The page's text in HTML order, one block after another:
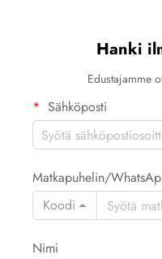
Hanki
Edustajamme
Sähköposti
Matkapuhelin/
Koodi
Nimi